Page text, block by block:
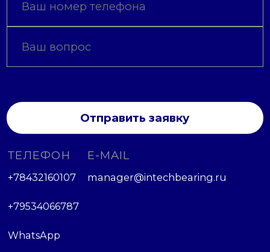
Отправить заявку
ТЕЛЕФОН
+78432160107
+79534066787
WhatsApp
E-MAIL
manager@intechbearing.ru